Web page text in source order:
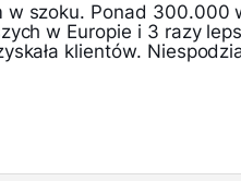
w szoku. Ponad 300.000
w Europie i 3 razy
klientów.